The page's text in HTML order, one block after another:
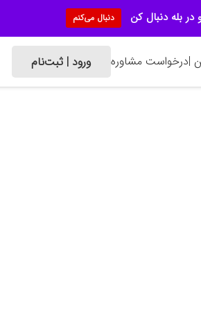
|درخواست مشاوره ورود | ثبت‌نام
در بله دنبال کن دنبال می‌کنم